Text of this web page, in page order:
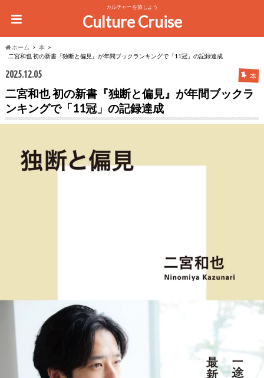
カルチャーを旅しよう
Culture Cruise
ホーム
本
二宮和也 初の新書『独断と偏見』が年間ブックランキングで「11冠」の記録達成
2025.12.05 本
二宮和也 初の新書『独断と偏見』が年間ブックラ
ンキングで「11冠」の記録達成